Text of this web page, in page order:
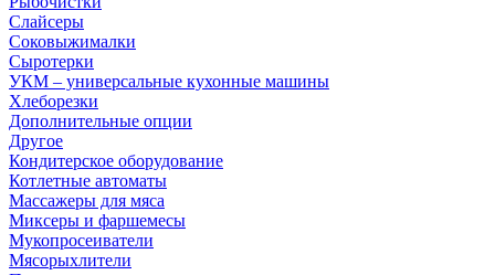
Слайсеры
Соковыжималки
Сыротерки
УКМ – универсальные кухонные машины
Хлеборезки
Дополнительные опции
Другое
Кондитерское оборудование
Котлетные автоматы
Массажеры для мяса
Миксеры и фаршемесы
Мукопросеиватели
Мясорыхлители